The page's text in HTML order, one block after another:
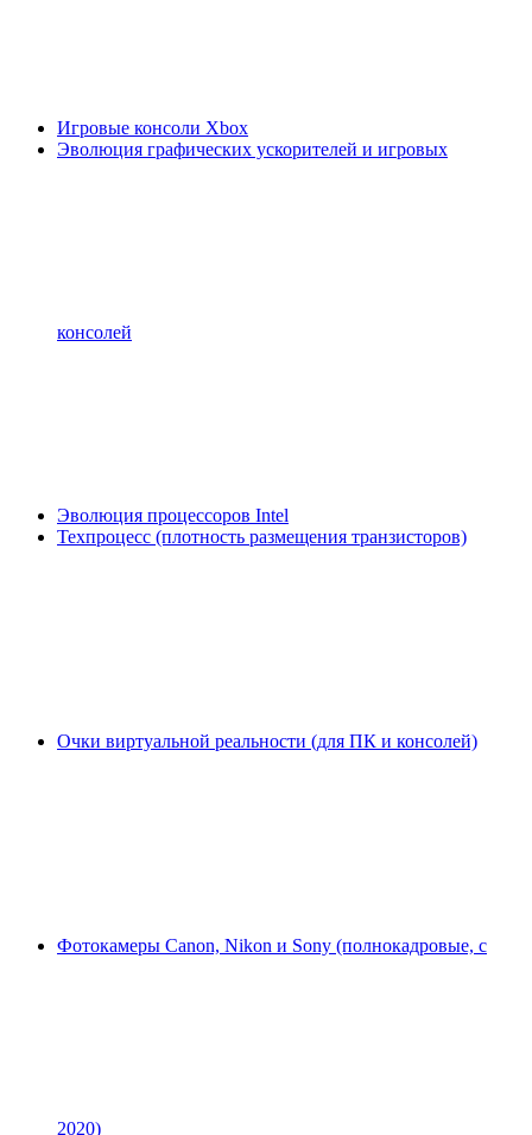
Игровые консоли Xbox
Эволюция графических ускорителей и игровых
консолей
Эволюция процессоров Intel
Техпроцесс (плотность размещения транзисторов)
Очки виртуальной реальности (для ПК и консолей)
Фотокамеры Canon, Nikon и Sony (полнокадровые, с
2020)